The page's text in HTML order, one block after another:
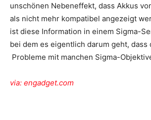
unschönen Nebeneffekt, dass Akkus
als nicht mehr kompatibel angezeigt
ist diese Information in einem Sigma-
bei dem es eigentlich darum geht, dass
Probleme mit manchen Sigma-
via: engadget.com